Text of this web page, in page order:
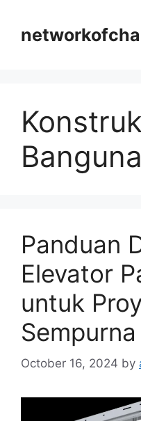
content
Panduan
Elevator
untuk
Sempurna
October 16, 2024 by